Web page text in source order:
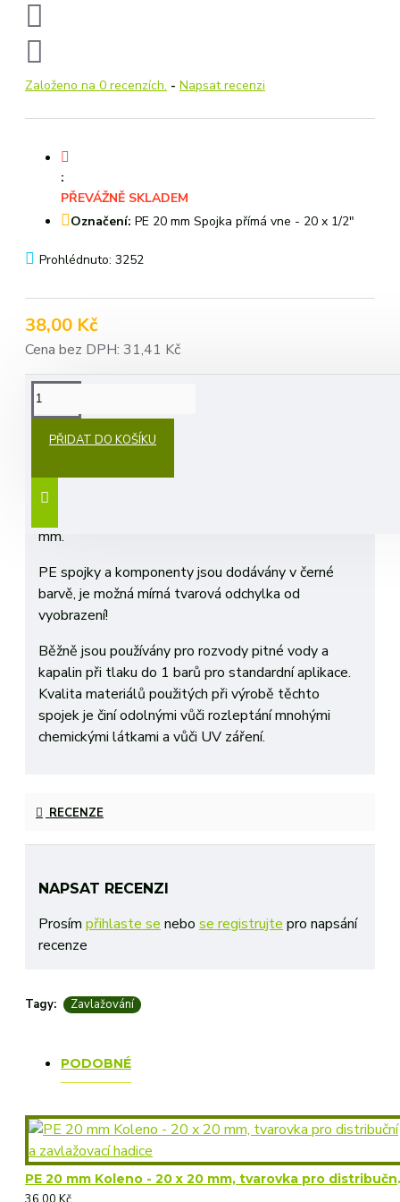
Založeno na 0 recenzích. - Napsat recenzi
38,00 Kč
Cena bez DPH: 31,41 Kč
:
PŘEVÁŽNĚ SKLADEM
Označení: PE 20 mm Spojka přímá vne - 20 x 1/2"
Prohlédnuto: 3252
PŘIDAT DO KOŠÍKU
PE Tvarovky 20 mm se používají pro rozvod vodních
doporučujeme k nastrkávací tvarovce použít naše
mm.
PE spojky a komponenty jsou dodávány v černé
barvě, je možná mírná tvarová odchylka od
vyobrazení!
Běžně jsou používány pro rozvody pitné vody a
kapalin při tlaku do 1 barů pro standardní aplikace.
Kvalita materiálů použitých při výrobě těchto
spojek je činí odolnými vůči rozleptání mnohými
chemickými látkami a vůči UV záření.
RECENZE
NAPSAT RECENZI
Prosím přihlaste se nebo se registrujte pro napsání
recenze
Tagy: Zavlažování
PODOBNÉ
PE 20